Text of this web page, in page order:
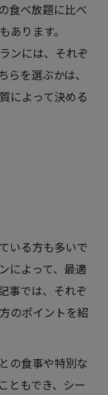
食べ放題に比べ
あります。
ンには、それぞ
を選ぶかは、
によって決める
いる方も多いで
によって、最適
事では、それぞ
のポイントを紹
の食事や特別な
ともでき、シー